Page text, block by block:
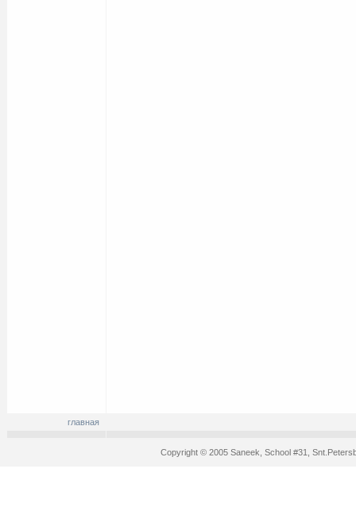
главная
Copyright © 2005 Saneek, School #31,